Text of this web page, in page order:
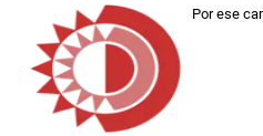
Por ese